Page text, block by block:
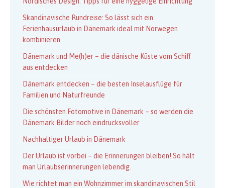
Skandinavische Rundreise: So lässt sich ein
Ferienhausurlaub in Dänemark ideal mit Norwegen
kombinieren
Dänemark und Me(h)er – die dänische Küste vom Schiff
aus entdecken
Dänemark entdecken – die besten Inselausflüge für
Familien und Naturfreunde
Die schönsten Fotomotive in Dänemark – so werden die
Dänemark Bilder noch eindrucksvoller
Nachhaltiger Urlaub in Dänemark
Der Urlaub ist vorbei – die Erinnerungen bleiben! So hält
man Urlaubserinnerungen lebendig.
Wie richtet man ein Wohnzimmer im skandinavischen Stil